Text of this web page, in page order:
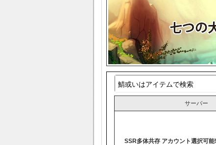
サーバー
SSR多体共存 アカウント選択可能!